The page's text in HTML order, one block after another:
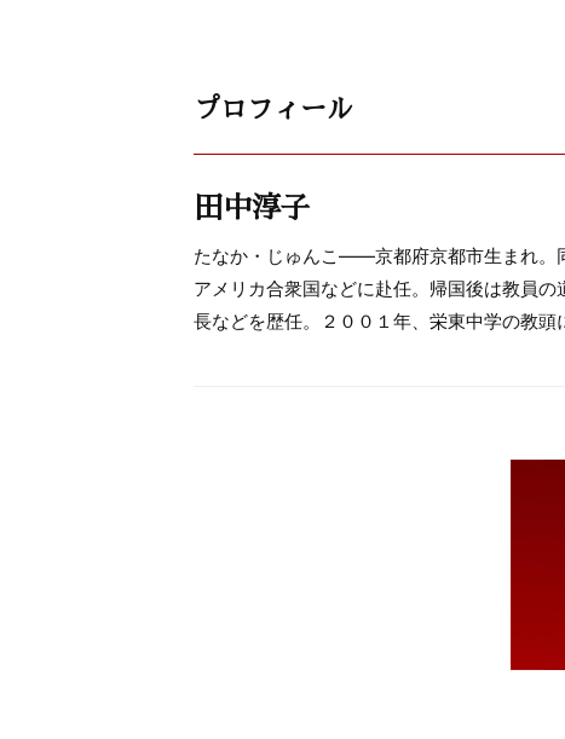
プロフィール
田中淳子
たなか・じゅんこ――京都府京都市生まれ。
アメリカ合衆国などに赴任。帰国後は教員
長などを歴任。２００１年、栄東中学の教